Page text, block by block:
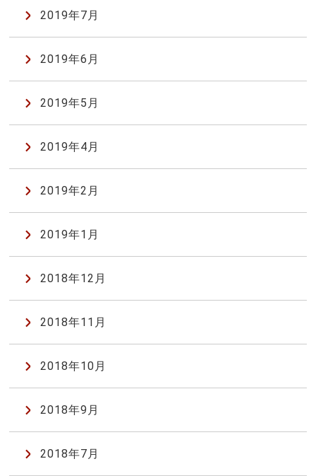
2019年7月
2019年6月
2019年5月
2019年4月
2019年2月
2019年1月
2018年12月
2018年11月
2018年10月
2018年9月
2018年7月